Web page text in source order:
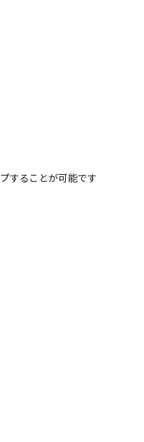
することが可能です